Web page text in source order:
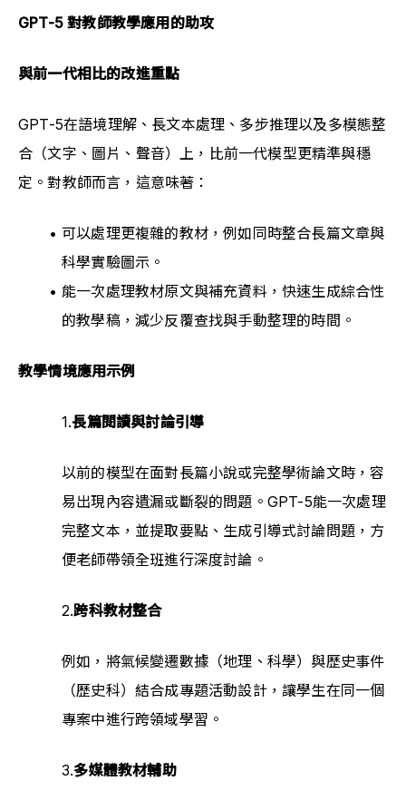
GPT-5 對教師教學應用的助攻
與前一代相比的改進重點
GPT-5在語境理解、長文本處理、多步推理以及多模態整
合（文字、圖片、聲音）上，比前一代模型更精準與穩
定。對教師而言，這意味著：
可以處理更複雜的教材，例如同時整合長篇文章與
科學實驗圖示。
能一次處理教材原文與補充資料，快速生成綜合性
的教學稿，減少反覆查找與手動整理的時間。
教學情境應用示例
1.長篇閱讀與討論引導
以前的模型在面對長篇小說或完整學術論文時，容
易出現內容遺漏或斷裂的問題。GPT-5能一次處理
完整文本，並提取要點、生成引導式討論問題，方
便老師帶領全班進行深度討論。
2.跨科教材整合
例如，將氣候變遷數據（地理、科學）與歷史事件
（歷史科）結合成專題活動設計，讓學生在同一個
專案中進行跨領域學習。
3.多媒體教材輔助